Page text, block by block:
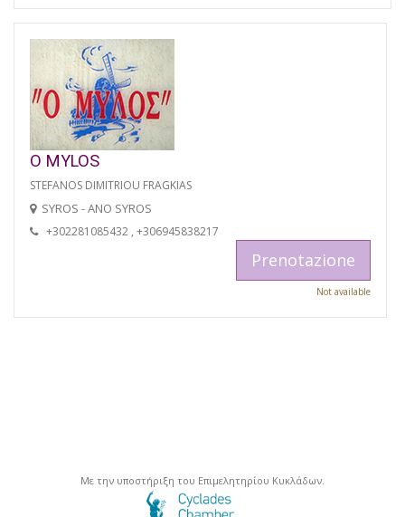
O MYLOS
STEFANOS DIMITRIOU FRAGKIAS
SYROS - ANO SYROS
+302281085432 , +306945838217
Prenotazione
Not available
Με την υποστήριξη του Επιμελητηρίου Κυκλάδων.